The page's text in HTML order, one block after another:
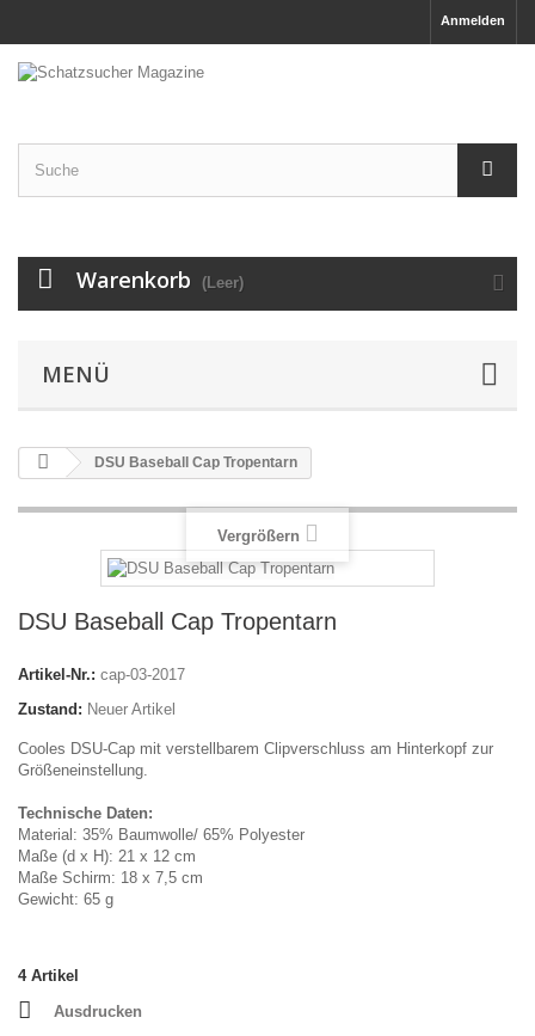
Anmelden
Warenkorb (Leer)
MENÜ
DSU Baseball Cap Tropentarn
Vergrößern
DSU Baseball Cap Tropentarn
Artikel-Nr.: cap-03-2017
Zustand: Neuer Artikel
Cooles DSU-Cap mit verstellbarem Clipverschluss am Hinterkopf zur
Größeneinstellung.
Technische Daten:
Material: 35% Baumwolle/ 65% Polyester
Maße (d x H): 21 x 12 cm
Maße Schirm: 18 x 7,5 cm
Gewicht: 65 g
4 Artikel
Ausdrucken